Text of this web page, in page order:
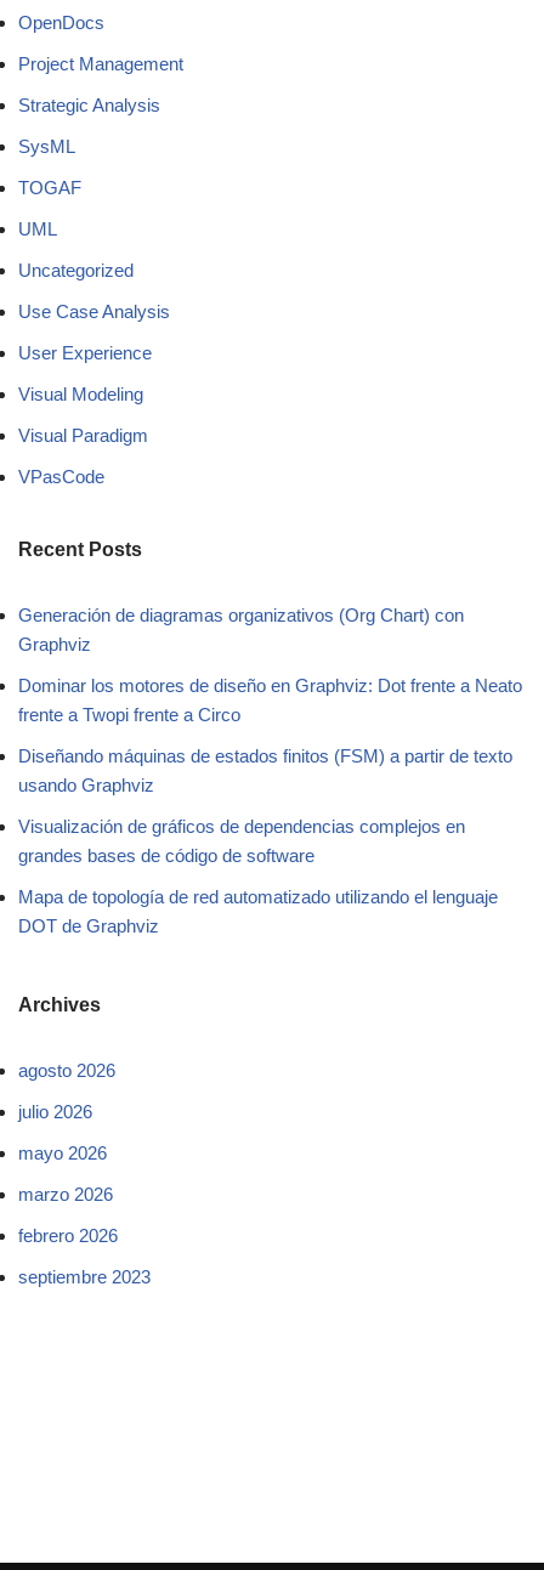
OpenDocs
Project Management
Strategic Analysis
SysML
TOGAF
UML
Uncategorized
Use Case Analysis
User Experience
Visual Modeling
Visual Paradigm
VPasCode
Recent Posts
Generación de diagramas organizativos (Org Chart) con
Graphviz
Dominar los motores de diseño en Graphviz: Dot frente a Neato
frente a Twopi frente a Circo
Diseñando máquinas de estados finitos (FSM) a partir de texto
usando Graphviz
Visualización de gráficos de dependencias complejos en
grandes bases de código de software
Mapa de topología de red automatizado utilizando el lenguaje
DOT de Graphviz
Archives
agosto 2026
julio 2026
mayo 2026
marzo 2026
febrero 2026
septiembre 2023